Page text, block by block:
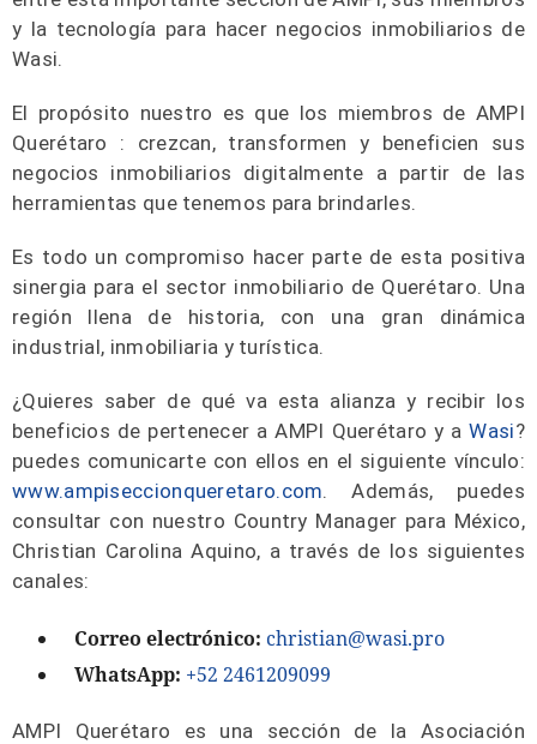
y la tecnología para hacer negocios inmobiliarios de
Wasi.
El propósito nuestro es que los miembros de AMPI
Querétaro : crezcan, transformen y beneficien sus
negocios inmobiliarios digitalmente a partir de las
herramientas que tenemos para brindarles.
Es todo un compromiso hacer parte de esta positiva
sinergia para el sector inmobiliario de Querétaro. Una
región llena de historia, con una gran dinámica
industrial, inmobiliaria y turística.
¿Quieres saber de qué va esta alianza y recibir los
beneficios de pertenecer a AMPI Querétaro y a Wasi?
puedes comunicarte con ellos en el siguiente vínculo:
www.ampiseccionqueretaro.com. Además, puedes
consultar con nuestro Country Manager para México,
Christian Carolina Aquino, a través de los siguientes
canales:
Correo electrónico: christian@wasi.pro
WhatsApp: +52 2461209099
AMPI Querétaro es una sección de la Asociación